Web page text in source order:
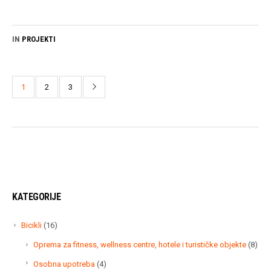
IN PROJEKTI
1 2 3
KATEGORIJE
Bicikli 1616
Oprema za fitness, wellness centre, hotele i turističke objekte 88
Osobna upotreba 44